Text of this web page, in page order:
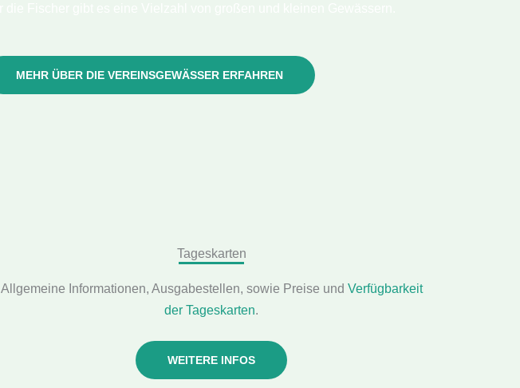
MEHR ÜBER DIE VEREINSGEWÄSSER ERFAHREN
Tageskarten
Allgemeine Informationen, Ausgabestellen, sowie Preise und Verfügbarkeit
der Tageskarten.
WEITERE INFOS